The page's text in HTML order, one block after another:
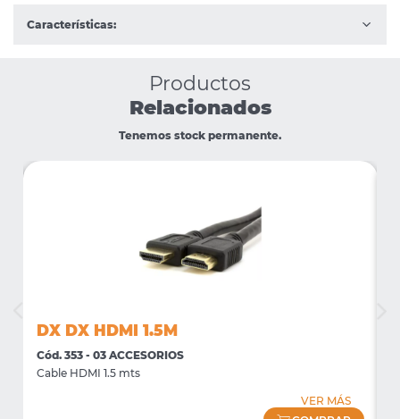
Características:
Productos
Relacionados
Tenemos stock permanente.
DX DX HDMI 1.5M
Cód. 353 - 03 ACCESORIOS
Cable HDMI 1.5 mts
VER MÁS